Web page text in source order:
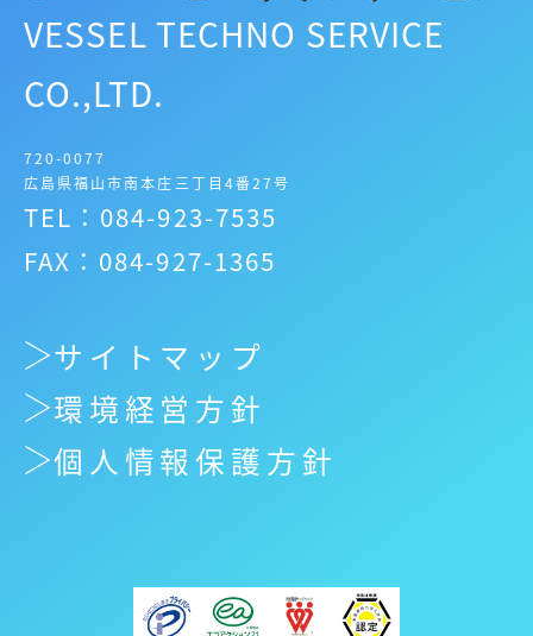
VESSEL TECHNO SERVICE
CO.,LTD.
720-0077
広島県福山市南本庄三丁目4番27号
TEL：084-923-7535
FAX：084-927-1365
サイトマップ
環境経営方針
個人情報保護方針